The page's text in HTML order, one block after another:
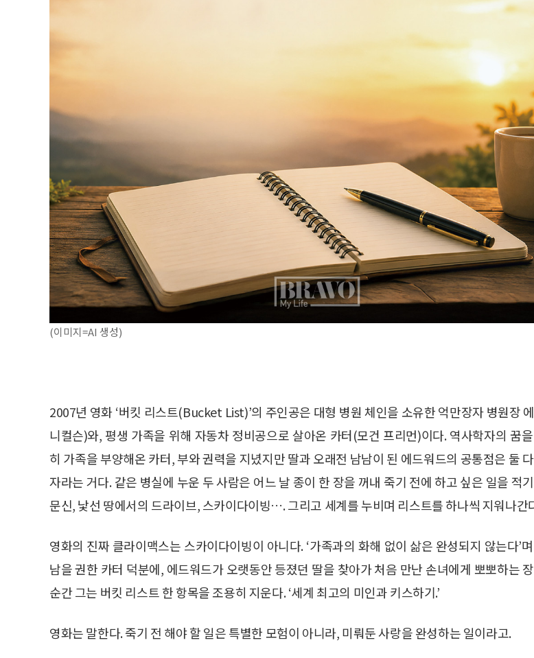
(이미지=AI 생성)
2007년 영화 ‘버킷 리스트(Bucket List)’의 주인공은 대형 병원 체인을 소유한 억만장자 병원장
니컬슨)와, 평생 가족을 위해 자동차 정비공으로 살아온 카터(모건 프리먼)이다. 역사학자의 꿈
히 가족을 부양해온 카터, 부와 권력을 지녔지만 딸과 오래전 남남이 된 에드워드의 공통점은 둘
자라는 거다. 같은 병실에 누운 두 사람은 어느 날 종이 한 장을 꺼내 죽기 전에 하고 싶은 일을 적
문신, 낯선 땅에서의 드라이브, 스카이다이빙…. 그리고 세계를 누비며 리스트를 하나씩 지워나간
영화의 진짜 클라이맥스는 스카이다이빙이 아니다. ‘가족과의 화해 없이 삶은 완성되지 않는다’
남을 권한 카터 덕분에, 에드워드가 오랫동안 등졌던 딸을 찾아가 처음 만난 손녀에게 뽀뽀하는
순간 그는 버킷 리스트 한 항목을 조용히 지운다. ‘세계 최고의 미인과 키스하기.’
영화는 말한다. 죽기 전 해야 할 일은 특별한 모험이 아니라, 미뤄둔 사랑을 완성하는 일이라고.